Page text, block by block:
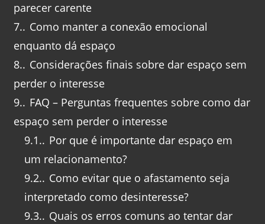
parecer carente
7. Como manter a conexão emocional
enquanto dá espaço
8. Considerações finais sobre dar espaço sem
perder o interesse
9. FAQ – Perguntas frequentes sobre como dar
espaço sem perder o interesse
9.1. Por que é importante dar espaço em
um relacionamento?
9.2. Como evitar que o afastamento seja
interpretado como desinteresse?
9.3. Quais os erros comuns ao tentar dar